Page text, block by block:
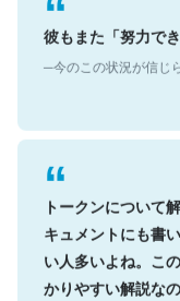
彼もまた「努力で
トークンについて
キュメントにも書
い人多いよね。こ
かりやすい解説な